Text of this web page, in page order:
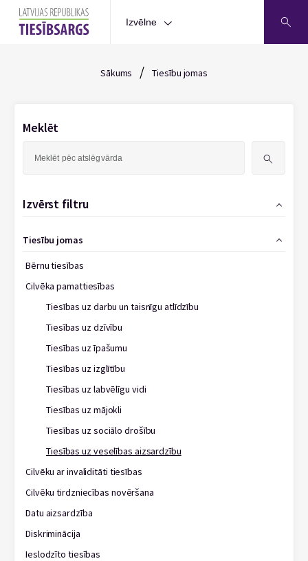
Izvēlne
Sākums / Tiesību jomas
Meklēt
Izvērst filtru
Tiesību jomas
Bērnu tiesības
Cilvēka pamattiesības
Tiesības uz darbu un taisnīgu atlīdzību
Tiesības uz dzīvību
Tiesības uz īpašumu
Tiesības uz izglītību
Tiesības uz labvēlīgu vidi
Tiesības uz mājokli
Tiesības uz sociālo drošību
Tiesības uz veselības aizsardzību
Cilvēku ar invaliditāti tiesības
Cilvēku tirdzniecības novēršana
Datu aizsardzība
Diskriminācija
Ieslodzīto tiesības